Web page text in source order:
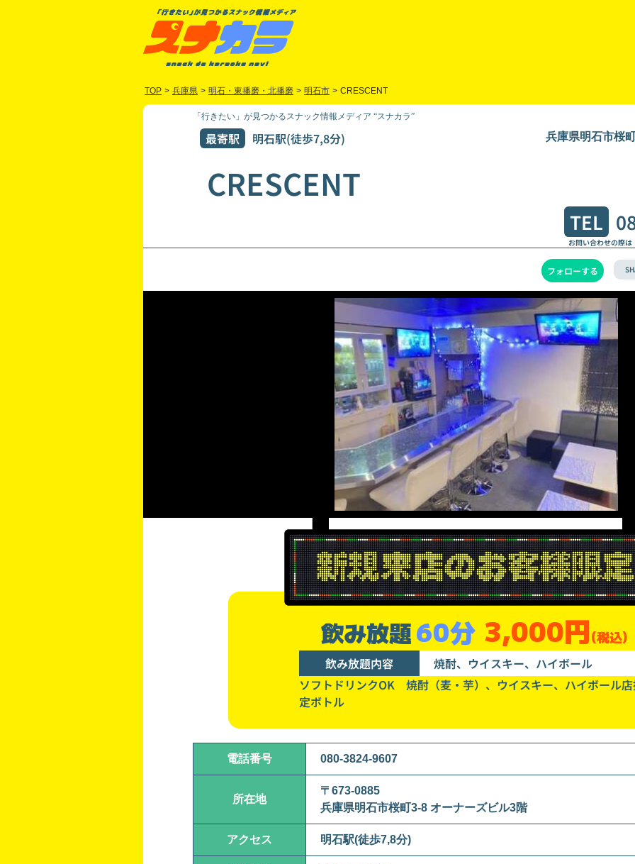
TOP > 兵庫県 > 明石・東播磨・北播磨 > 明石市 > CRESCENT
「行きたい」が見つかるスナック情報メディア “スナカラ”
最寄駅 明石駅(徒歩7,8分) 兵庫県明石市桜
CRESCENT
TEL
お問い合わせの際
フォローする
飲み放題60分 3,000円(税込)
飲み放題内容
焼酎、ウイスキー、ハイボール
ソフトドリンクOK 焼酎（麦・芋）、ウイスキー、ハイボール
定ボトル
電話番号 080-3824-9607
所在地
〒673-0885
兵庫県明石市桜町3-8 オーナーズビル3階
アクセス 明石駅(徒歩7,8分)